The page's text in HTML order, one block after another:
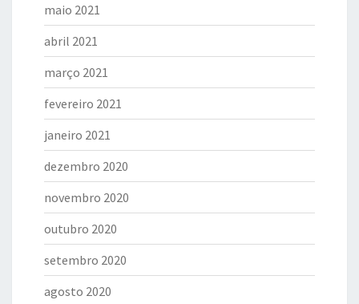
maio 2021
abril 2021
março 2021
fevereiro 2021
janeiro 2021
dezembro 2020
novembro 2020
outubro 2020
setembro 2020
agosto 2020